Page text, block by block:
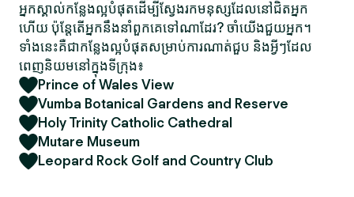
អ្នកស្គាល់កន្លែងល្អបំផុតដើម្បីស្វែងរកមនុស្សដែលនៅជិតអ្នក
ហើយ ប៉ុន្តែតើអ្នកនឹងនាំពួកគេទៅណាដែរ? ចាំយើងជួយអ្នក។
ទាំងនេះគឺជាកន្លែងល្អបំផុតសម្រាប់ការណាត់ជួប និងអ្វីៗដែល
ពេញនិយមនៅក្នុងទីក្រុង៖
Prince of Wales View
Vumba Botanical Gardens and Reserve
Holy Trinity Catholic Cathedral
Mutare Museum
Leopard Rock Golf and Country Club